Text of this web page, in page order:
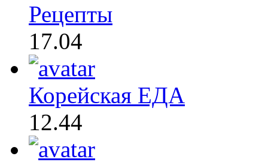
Рецепты
17.04
Корейская ЕДА
12.44